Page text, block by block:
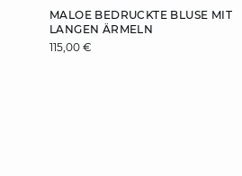
MALOE BEDRUCKTE BLUSE MIT
LANGEN ÄRMELN
115,00 €